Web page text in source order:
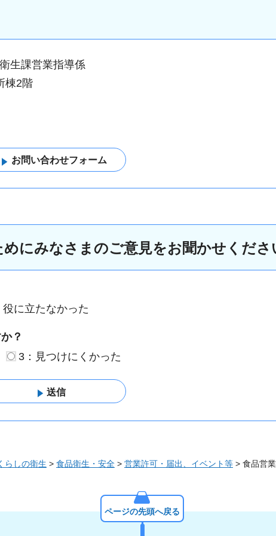
生課営業指導係
棟2階
にみなさまのご意見をお聞かせくださ
役に立たなかった
？
3：見つけにくかった
らしの衛生 > 食品衛生・安全 > 営業許可・届出、イベント等 > 食品営
ページの先頭へ戻る